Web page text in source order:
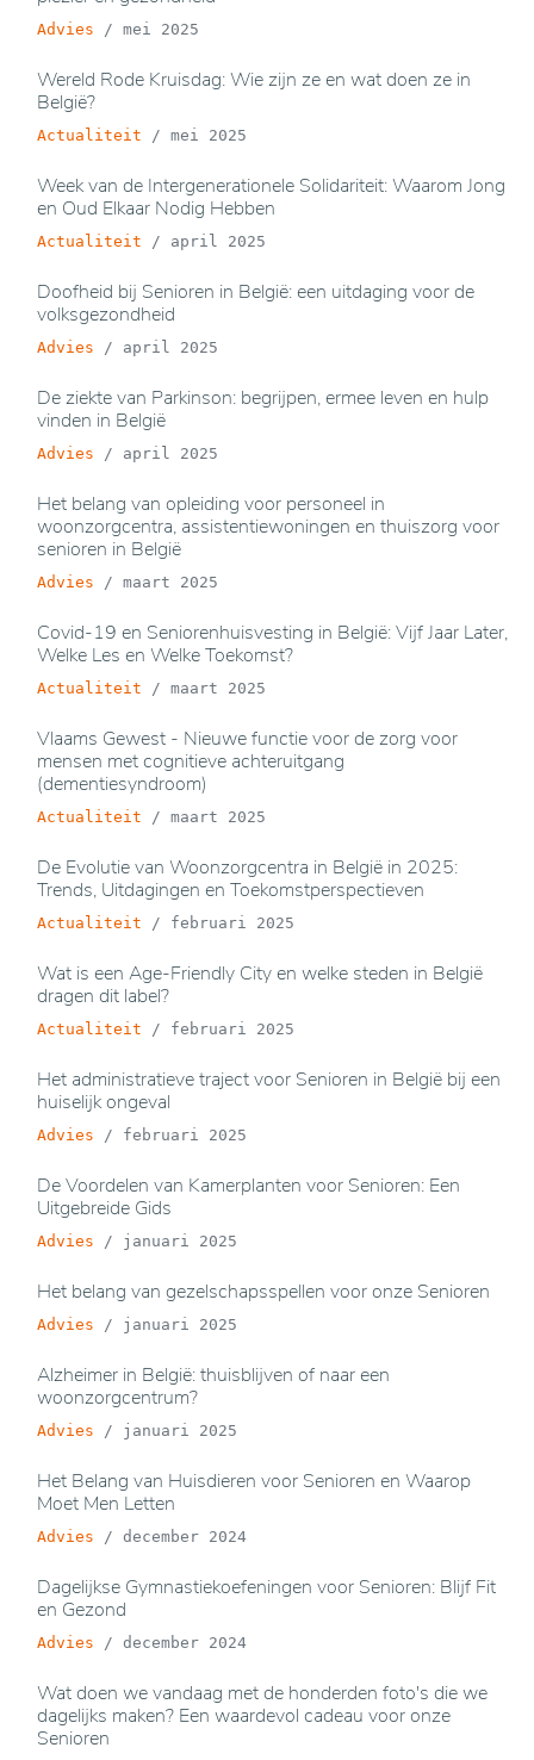
Advies / mei 2025
Wereld Rode Kruisdag: Wie zijn ze en wat doen ze in
België?
Actualiteit / mei 2025
Week van de Intergenerationele Solidariteit: Waarom Jong
en Oud Elkaar Nodig Hebben
Actualiteit / april 2025
Doofheid bij Senioren in België: een uitdaging voor de
volksgezondheid
Advies / april 2025
De ziekte van Parkinson: begrijpen, ermee leven en hulp
vinden in België
Advies / april 2025
Het belang van opleiding voor personeel in
woonzorgcentra, assistentiewoningen en thuiszorg voor
senioren in België
Advies / maart 2025
Covid-19 en Seniorenhuisvesting in België: Vijf Jaar Later,
Welke Les en Welke Toekomst?
Actualiteit / maart 2025
Vlaams Gewest - Nieuwe functie voor de zorg voor
mensen met cognitieve achteruitgang
(dementiesyndroom)
Actualiteit / maart 2025
De Evolutie van Woonzorgcentra in België in 2025:
Trends, Uitdagingen en Toekomstperspectieven
Actualiteit / februari 2025
Wat is een Age-Friendly City en welke steden in België
dragen dit label?
Actualiteit / februari 2025
Het administratieve traject voor Senioren in België bij een
huiselijk ongeval
Advies / februari 2025
De Voordelen van Kamerplanten voor Senioren: Een
Uitgebreide Gids
Advies / januari 2025
Het belang van gezelschapsspellen voor onze Senioren
Advies / januari 2025
Alzheimer in België: thuisblijven of naar een
woonzorgcentrum?
Advies / januari 2025
Het Belang van Huisdieren voor Senioren en Waarop
Moet Men Letten
Advies / december 2024
Dagelijkse Gymnastiekoefeningen voor Senioren: Blijf Fit
en Gezond
Advies / december 2024
Wat doen we vandaag met de honderden foto's die we
dagelijks maken? Een waardevol cadeau voor onze
Senioren